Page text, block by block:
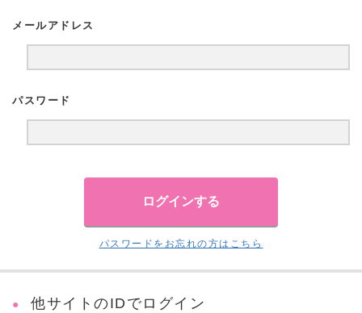
メールアドレス
パスワード
パスワードをお忘れの方はこちら
他サイトのIDでログイン